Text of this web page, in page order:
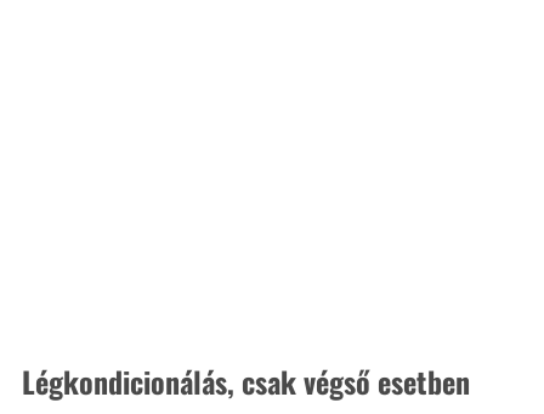
Légkondicionálás, csak végső esetben